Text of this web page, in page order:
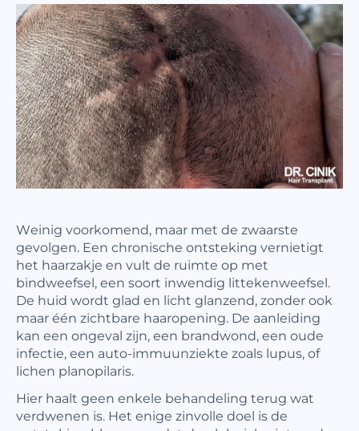
Weinig voorkomend, maar met de zwaarste
gevolgen. Een chronische ontsteking vernietigt
het haarzakje en vult de ruimte op met
bindweefsel, een soort inwendig littekenweefsel.
De huid wordt glad en licht glanzend, zonder ook
maar één zichtbare haaropening. De aanleiding
kan een ongeval zijn, een brandwond, een oude
infectie, een auto-immuunziekte zoals lupus, of
lichen planopilaris.
Hier haalt geen enkele behandeling terug wat
verdwenen is. Het enige zinvolle doel is de